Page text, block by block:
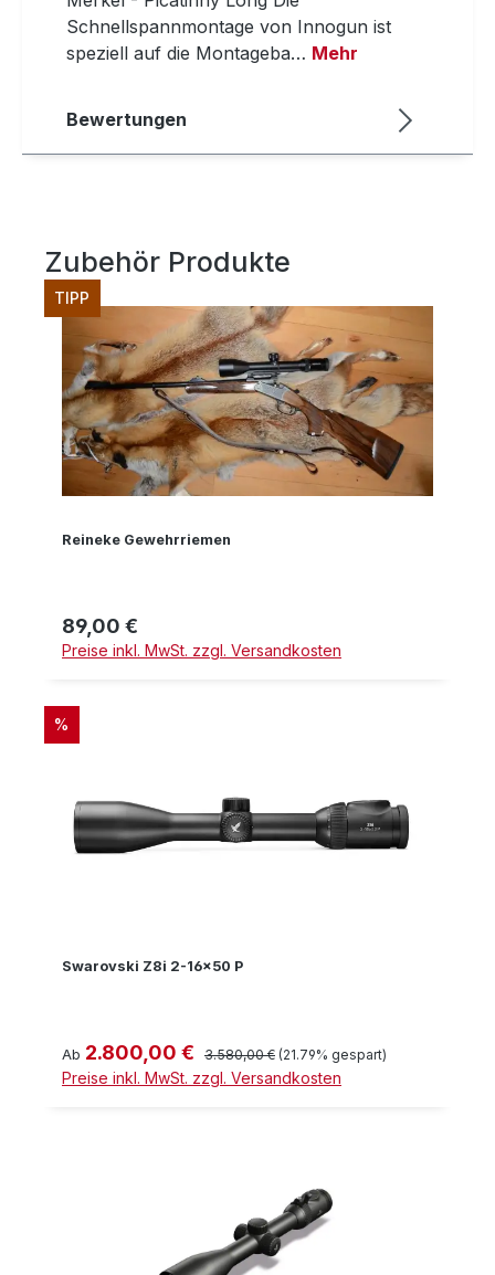
Schnellspannmontage von Innogun ist
speziell auf die Montageba… Mehr
Bewertungen
Produktgalerie überspringen
Zubehör Produkte
TIPP
Reineke Gewehrriemen
Regulärer Preis:
89,00 €
Preise inkl. MwSt. zzgl. Versandkosten
RABATT
%
Swarovski Z8i 2-16x50 P
Verkaufspreis:
Ab 2.800,00 € Regulärer Preis:
3.580,00 € (21.79% gespart)
Preise inkl. MwSt. zzgl. Versandkosten